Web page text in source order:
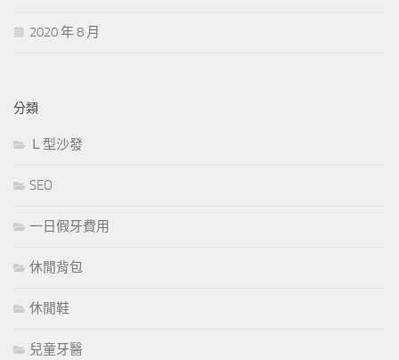
2020 年 8 月
分類
Ｌ型沙發
SEO
一日假牙費用
休閒背包
休閒鞋
兒童牙醫